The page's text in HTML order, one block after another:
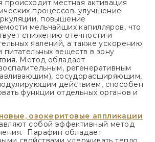
происходит местная активация
процессов, улучшение
повышение
мельчайших капилляров, что
снижению отечности и
явлений, а также ускорению
питательных веществ в зону
Метод обладает
регенеративным
сосудорасширяющим,
действием, способен
функции отдельных органов и
озокеритовые аппликации
собой эффективный метод
Парафин обладает